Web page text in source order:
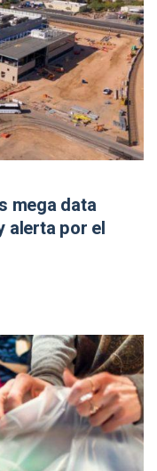
mega data
alerta por el